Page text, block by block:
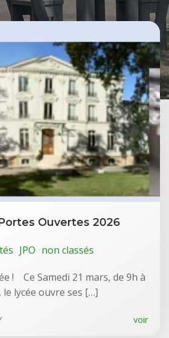
Ouvertes 2026
JPO non classés
! Ce Samedi 21 mars, de 9h à
le lycée ouvre ses […]
voir